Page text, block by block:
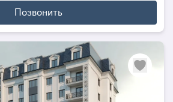
Позвонить